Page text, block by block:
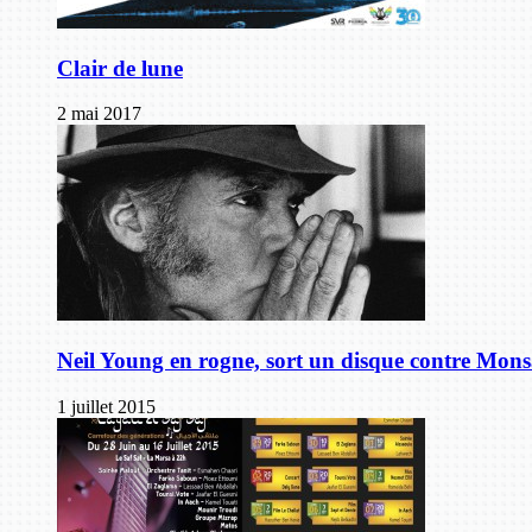
Clair de lune
2 mai 2017
Neil Young en rogne, sort un disque contre
1 juillet 2015